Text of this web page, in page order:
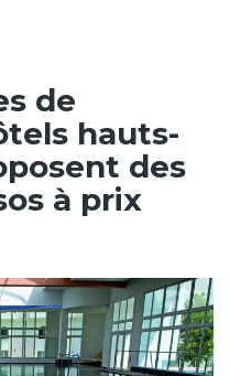
de
hauts-
des
à prix